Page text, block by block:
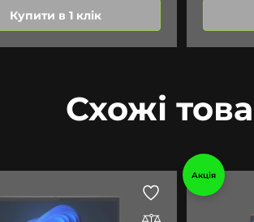
Купити в 1 клік
Схожі
Акція